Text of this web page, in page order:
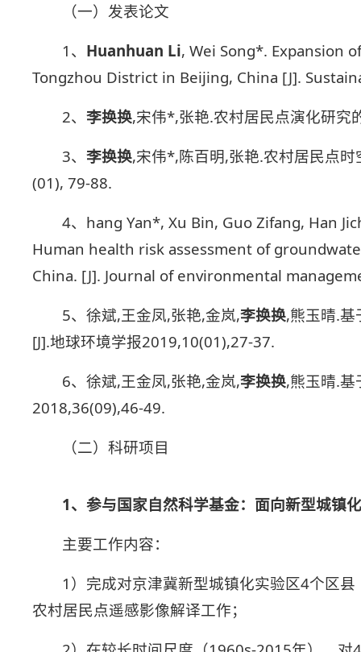
（一）发表论文
1、 Huanhuan Li, Wei Song*. Expansion
Tongzhou District in Beijing, China [J].
2、李换换,宋伟*,张艳.农村居民点演化研究
3、李换换,宋伟*,陈百明,张艳.农村居民点
(01), 79-88.
4、hang Yan*, Xu Bin, Guo Zifang, Han
Human health risk assessment of
China. [J]. Journal of environmental
5、徐斌,王金凤,张艳,金岚,李换换,熊玉晴.
[J].地球环境学报2019,10(01),27-37.
6、徐斌,王金凤,张艳,金岚,李换换,熊玉晴.基
2018,36(09),46-49.
（二）科研项目
1、参与国家自然科学基金：面向新型城镇
主要工作内容：
1）完成对京津冀新型城镇化实验区4个区
农村居民点遥感影像解译工作；